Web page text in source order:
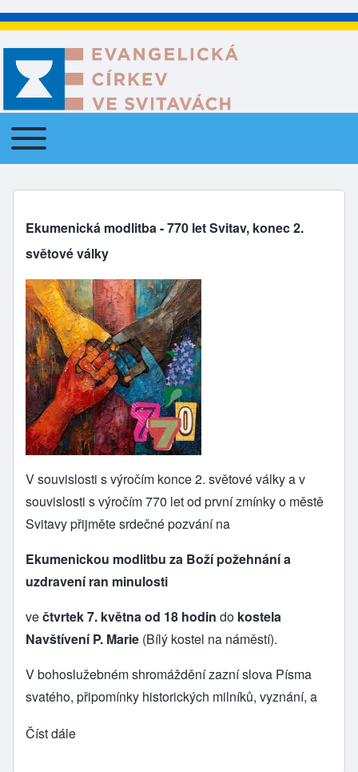
Main navigation
Toggle main menu
Ekumenická modlitba - 770 let Svitav, konec 2.
světové války
V souvislosti s výročím konce 2. světové války a v
souvislosti s výročím 770 let od první zmínky o městě
Svitavy přijměte srdečné pozvání na
Ekumenickou modlitbu za Boží požehnání a
uzdravení ran minulosti
večtvrtek 7. května od 18 hodin do kostela
Navštívení P. Marie (Bílý kostel na náměstí).
V bohoslužebném shromáždění zazní slova Písma
svatého, připomínky historických milníků, vyznání, a
Číst dále